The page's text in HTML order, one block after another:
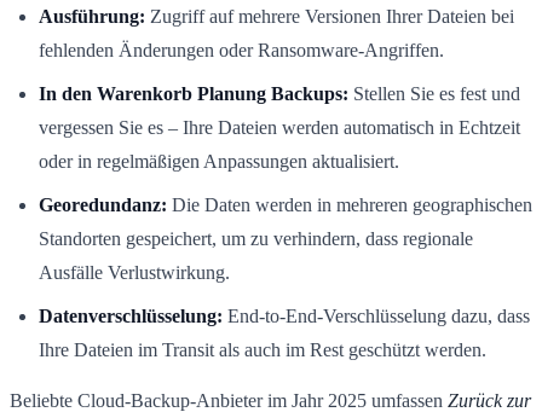
Ausführung: Zugriff auf mehrere Versionen Ihrer Dateien bei
fehlenden Änderungen oder Ransomware-Angriffen.
In den Warenkorb Planung Backups: Stellen Sie es fest und
vergessen Sie es – Ihre Dateien werden automatisch in Echtzeit
oder in regelmäßigen Anpassungen aktualisiert.
Georedundanz: Die Daten werden in mehreren geographischen
Standorten gespeichert, um zu verhindern, dass regionale
Ausfälle Verlustwirkung.
Datenverschlüsselung: End-to-End-Verschlüsselung dazu, dass
Ihre Dateien im Transit als auch im Rest geschützt werden.
Beliebte Cloud-Backup-Anbieter im Jahr 2025 umfassen Zurück zur